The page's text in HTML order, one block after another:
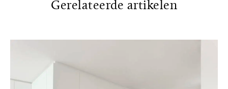
Gerelateerde artikelen